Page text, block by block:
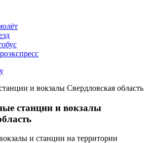
и вокзалы Свердловская область
станции и вокзалы
и станции на территории